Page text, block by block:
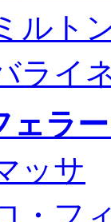
ルト
ライ
ェラ
ッサ
・フ